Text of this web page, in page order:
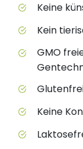
Keine
Kein
GMO
Keine